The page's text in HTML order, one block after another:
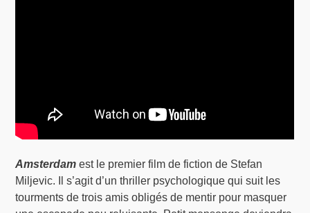
Amsterdam est le premier film de fiction de Stefan
Miljevic. Il s’agit d’un thriller psychologique qui suit les
tourments de trois amis obligés de mentir pour masquer